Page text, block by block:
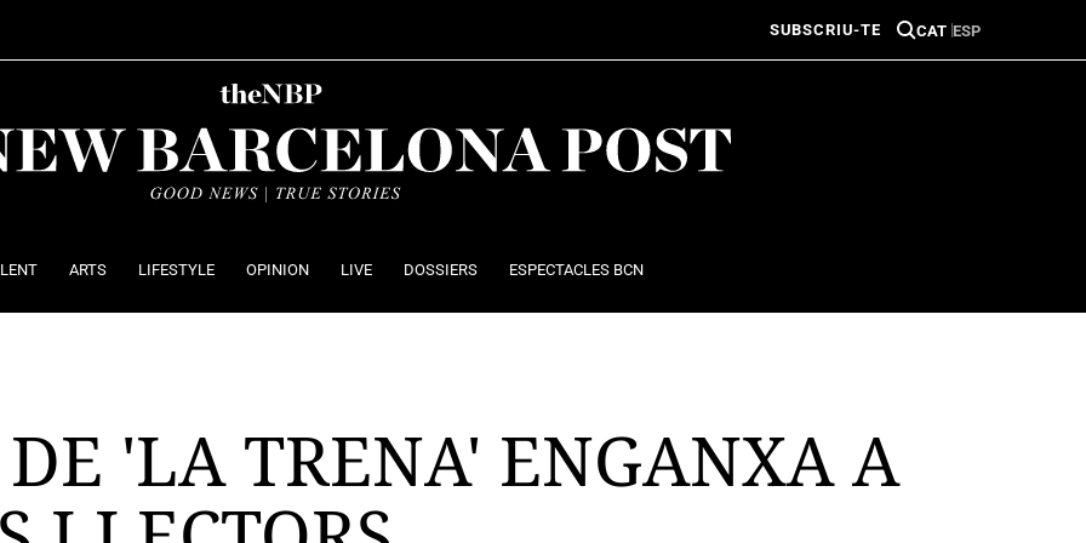
SUBSCRIU-TE CAT ESP
ARTS LIFESTYLE OPINION LIVE DOSSIERS ESPECTACLES BCN
'LA TRENA' ENGANXA A